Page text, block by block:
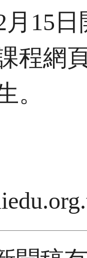
月15
程網
。